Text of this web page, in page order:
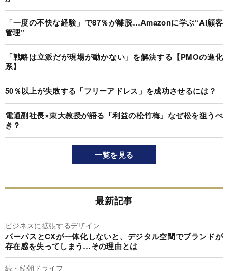
「一度の不快な経験」で87％が離脱…Amazonに学ぶ“AI顧客
管理”
「戦略は立派だが現場が動かない」を解決する【PMOの進化
系】
50％以上が失敗する「フリーアドレス」を成功させるには？
電通副社長×東大教授が語る「利益の松竹梅」なぜ松を狙うべ
き？
一覧を見る
最新記事
ビジネスに拡張するデザイン
パーパスとCXが一体化しないと、デジタル空間でブランドが
存在感を失ってしまう…その理由とは
続・続朝ドライフ